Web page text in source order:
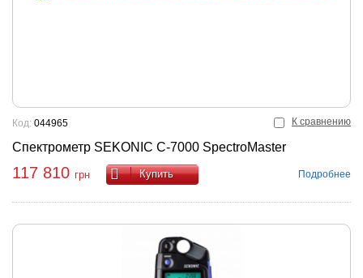
К сравнению
Спектрометр SEKONIC C-7000 SpectroMaster
Код: 044965
117 810 грн Купить Подробнее